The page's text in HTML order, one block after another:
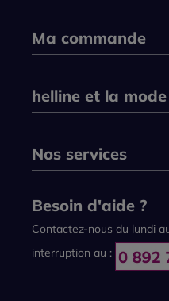
Ma commande
helline et la mode
Nos services
Besoin d'aide ?
Contactez-nous du lundi
interruption au :